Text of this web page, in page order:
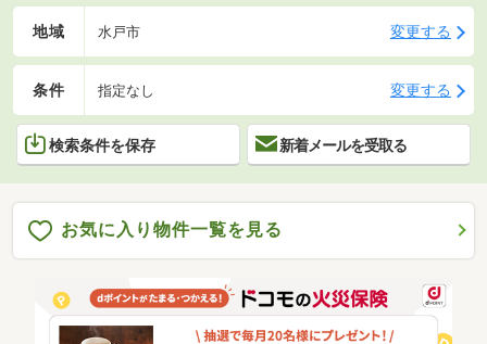
地域 水戸市 変更する
条件 指定なし 変更する
検索条件を保存 新着メールを受取る
お気に入り物件一覧を見る